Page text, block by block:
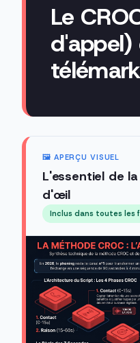
Le
d'appel)
🖼️ APERÇU VISUEL
L'essentiel de
d'œil
Inclus dans toutes les